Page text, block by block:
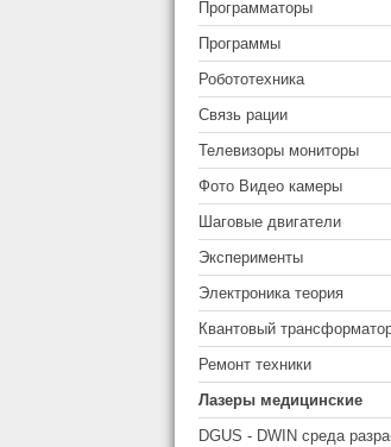
Программаторы
Программы
Робототехника
Связь рации
Телевизоры мониторы
Фото Видео камеры
Шаговые двигатели
Эксперименты
Электроника теория
Квантовый
Ремонт техники
Лазеры медицинские
DGUS - DWIN среда